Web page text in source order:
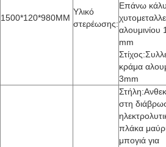
1500*120*980MM
Υλικό
στερέωσης:
Επάνω
αλουμινίου
mm
κράμα
3mm
στη
πλάκα
μπογιά για